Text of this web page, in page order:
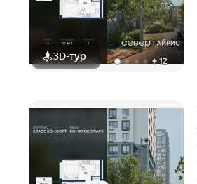
3D-тур + 12